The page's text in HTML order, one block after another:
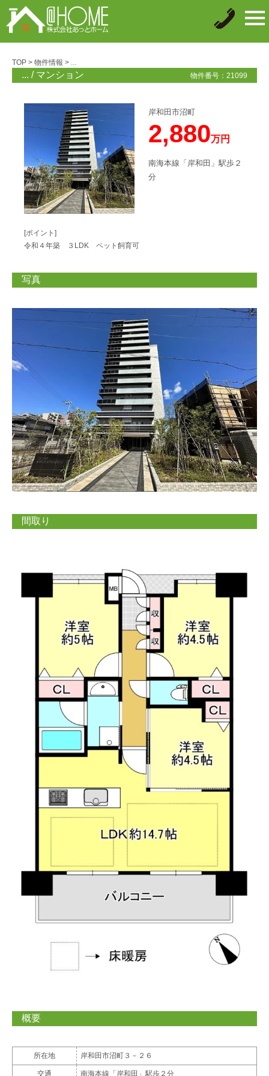
TOP > 物件情報 > ...
... / マンション 物件番号：21099
岸和田市沼町
2,880万円
南海本線「岸和田」駅歩２
分
[ポイント]
令和４年築 ３LDK ペット飼育可
写真
間取り
概要
所在地 岸和田市沼町３－２６
交通 南海本線「岸和田」駅歩２分